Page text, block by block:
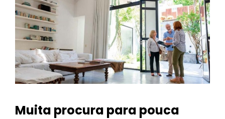
Muita procura para pouca